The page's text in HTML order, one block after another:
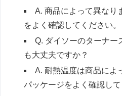
A. 商品によって異なり
をよく確認してください。
Q. ダイソーのターナー
も大丈夫ですか？
A. 耐熱温度は商品によ
パッケージをよく確認して